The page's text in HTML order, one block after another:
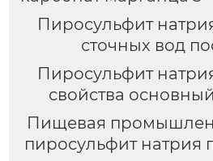
Пиросульфит
сточных вод
Пиросульфит
свойства
Пищевая
пиросульфит натрия